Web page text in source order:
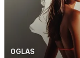
OGLAS